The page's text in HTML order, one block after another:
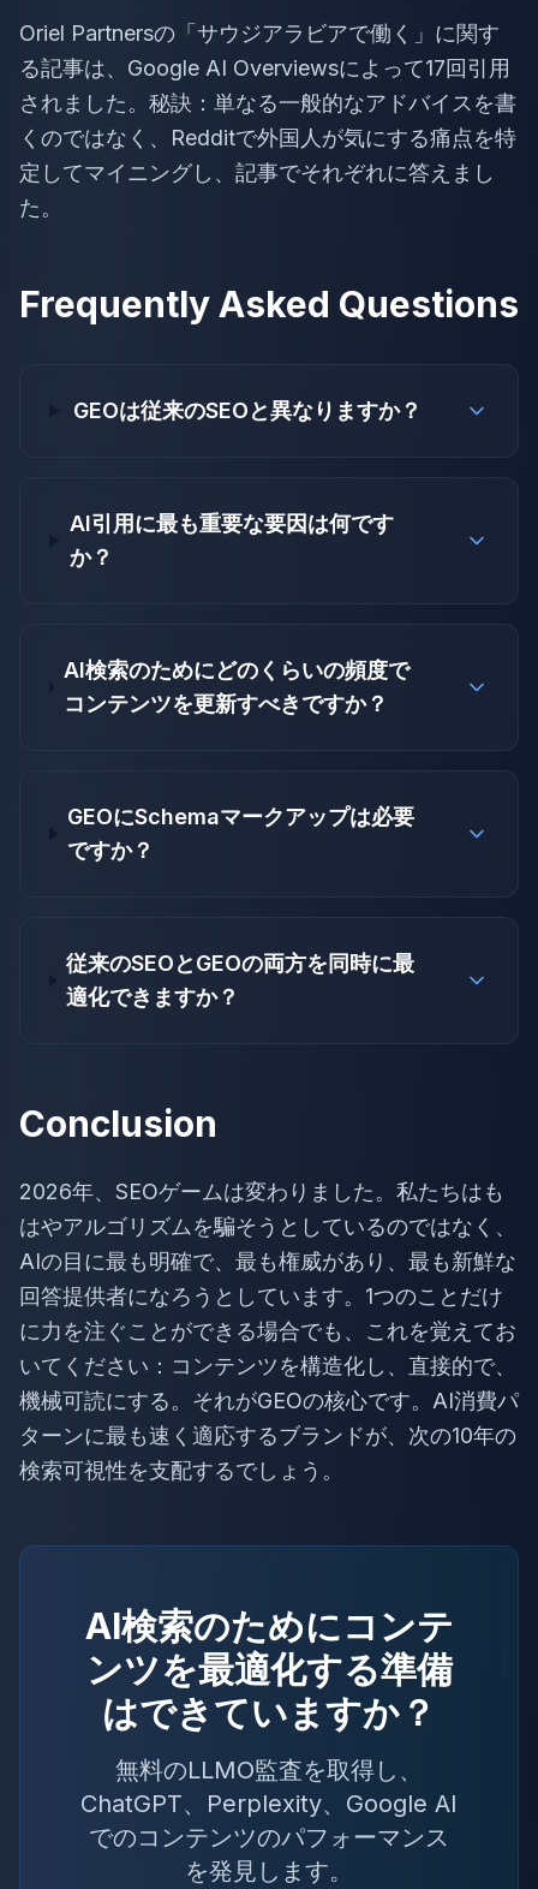
Oriel Partnersの「サウジアラビアで働く」に関す
る記事は、Google AI Overviewsによって17回引用
されました。秘訣：単なる一般的なアドバイスを書
くのではなく、Redditで外国人が気にする痛点を特
定してマイニングし、記事でそれぞれに答えまし
た。
Frequently Asked Questions
GEOは従来のSEOと異なりますか？
AI引用に最も重要な要因は何です
か？
AI検索のためにどのくらいの頻度で
コンテンツを更新すべきですか？
GEOにSchemaマークアップは必要
ですか？
従来のSEOとGEOの両方を同時に最
適化できますか？
Conclusion
2026年、SEOゲームは変わりました。私たちはも
はやアルゴリズムを騙そうとしているのではなく、
AIの目に最も明確で、最も権威があり、最も新鮮な
回答提供者になろうとしています。1つのことだけ
に力を注ぐことができる場合でも、これを覚えてお
いてください：コンテンツを構造化し、直接的で、
機械可読にする。それがGEOの核心です。AI消費パ
ターンに最も速く適応するブランドが、次の10年の
検索可視性を支配するでしょう。
AI検索のためにコンテ
ンツを最適化する準備
はできていますか？
無料のLLMO監査を取得し、
ChatGPT、Perplexity、Google AI
でのコンテンツのパフォーマンス
を発見します。